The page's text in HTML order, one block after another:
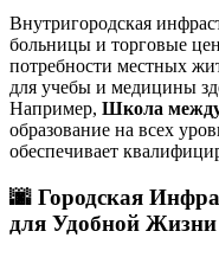
Внутригородская
больницы и торговые
потребности местных
для учебы и медицины
Например, Школа
образование на всех
обеспечивает
🌆 Городская
для Удобной Жизни